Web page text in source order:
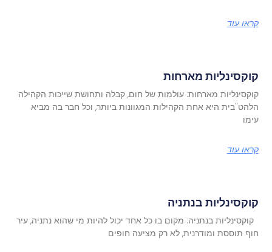
קראו עוד
קוקסינליות מארחות
קוקסינליות מארחות: עולמות של חום, קבלה ותחושת שייכות הקהילה
הלהט"בית היא אחת הקהילות המגוונות ביותר, וכל חבר בה מביא
עימו
קראו עוד
קוקסינליות בנתניה
קוקסינליות בנתניה: מקום בו כל אחד יכול להיות מי שהוא נתניה, עיר
חוף תוססת ומודרנית, לא רק מציעה חופים